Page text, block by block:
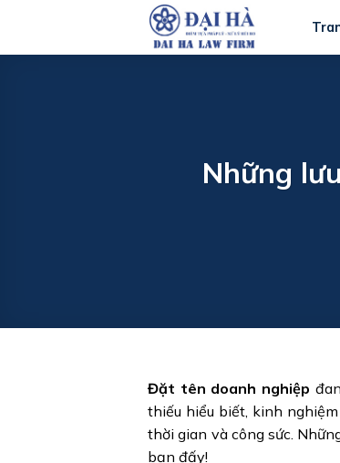
nội
Những
Đặt tên doanh nghiệp
thiếu hiểu biết, kinh
thời gian và công sức.
bạn đấy!